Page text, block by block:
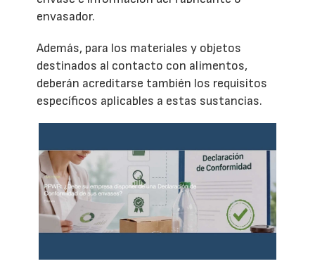
envasador.
Además, para los materiales y objetos
destinados al contacto con alimentos,
deberán acreditarse también los requisitos
específicos aplicables a estas sustancias.